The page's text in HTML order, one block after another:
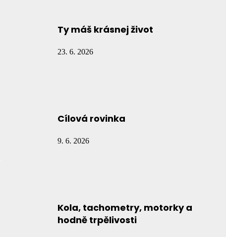
Ty máš krásnej život
23. 6. 2026
Cílová rovinka
9. 6. 2026
Kola, tachometry, motorky a
hodně trpělivosti